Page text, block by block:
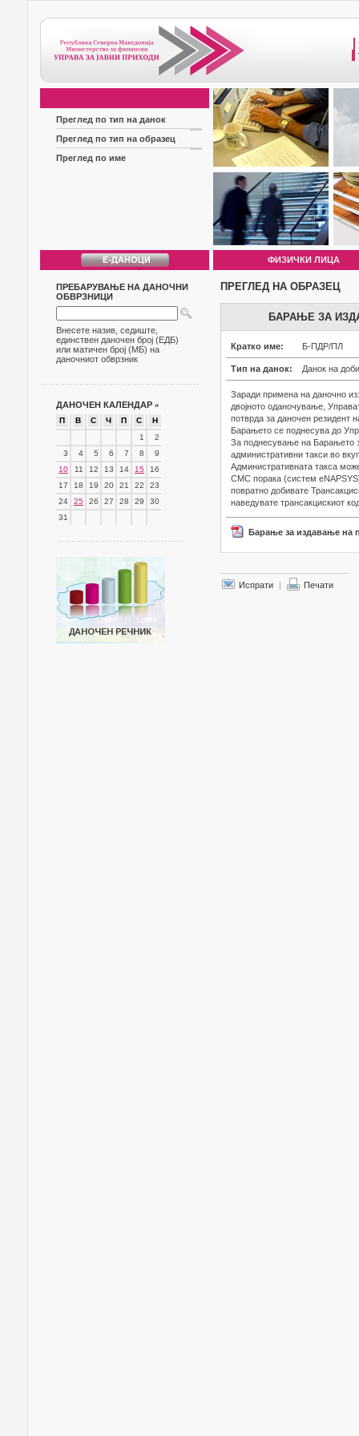
Преглед по тип на данок
Преглед по тип на образец
Преглед по име
ФИЗИЧКИ ЛИЦА
ПРЕБАРУВАЊЕ НА ДАНОЧНИ
ОБВРЗНИЦИ
Внесете назив, седиште,
единствен даночен број (ЕДБ)
или матичен број (МБ) на
даночниот обврзник
ДАНОЧЕН КАЛЕНДАР »
П В С Ч П С
Н
1
2
3
4 5 6 7 8
9
10
11 12 13 14 15
16
17
18 19 20 21 22
23
24
25 26 27 28 29
30
31
ПРЕГЛЕД НА ОБРАЗЕЦ
БАРАЊЕ ЗА
Кратко име: Б-ПДР/ПЛ
Тип на данок: Данок на
Заради примена на даночно
двојното оданочување,
потврда за даночен резидент
Барањето се поднесува до
За поднесување на Барањето
административни такси во
Административната такса
СМС порака (систем
повратно добивате
наведувате трансакцискиот
Барање за издавање на
Испрати | Печати